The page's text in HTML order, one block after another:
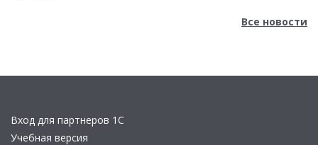
Все новости
Вход для партнеров 1С
Учебная версия